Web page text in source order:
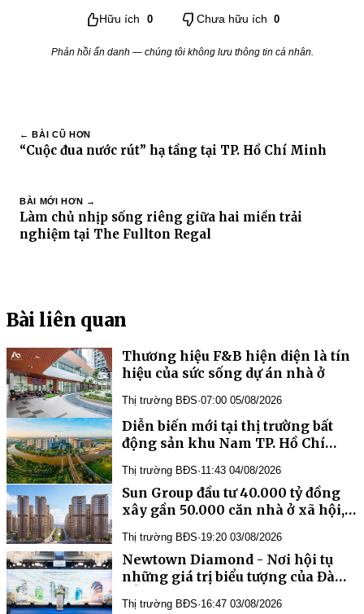
Hữu ích 0 Chưa hữu ích 0
Phản hồi ẩn danh — chúng tôi không lưu thông tin cá nhân.
← BÀI CŨ HƠN
“Cuộc đua nước rút” hạ tầng tại TP. Hồ Chí Minh
BÀI MỚI HƠN →
Làm chủ nhịp sống riêng giữa hai miền trải
nghiệm tại The Fullton Regal
Bài liên quan
Thương hiệu F&B hiện diện là tín
hiệu của sức sống dự án nhà ở
Thị trường BĐS·07:00 05/08/2026
Diễn biến mới tại thị trường bất
động sản khu Nam TP. Hồ Chí
Thị trường BĐS·11:43 04/08/2026
Sun Group đầu tư 40.000 tỷ đồng
xây gần 50.000 căn nhà ở xã hội,
Singapore" tại Phú Quốc
Thị trường BĐS·19:20 03/08/2026
Newtown Diamond - Nơi hội tụ
những giá trị biểu tượng của Đà
Thị trường BĐS·16:47 03/08/2026